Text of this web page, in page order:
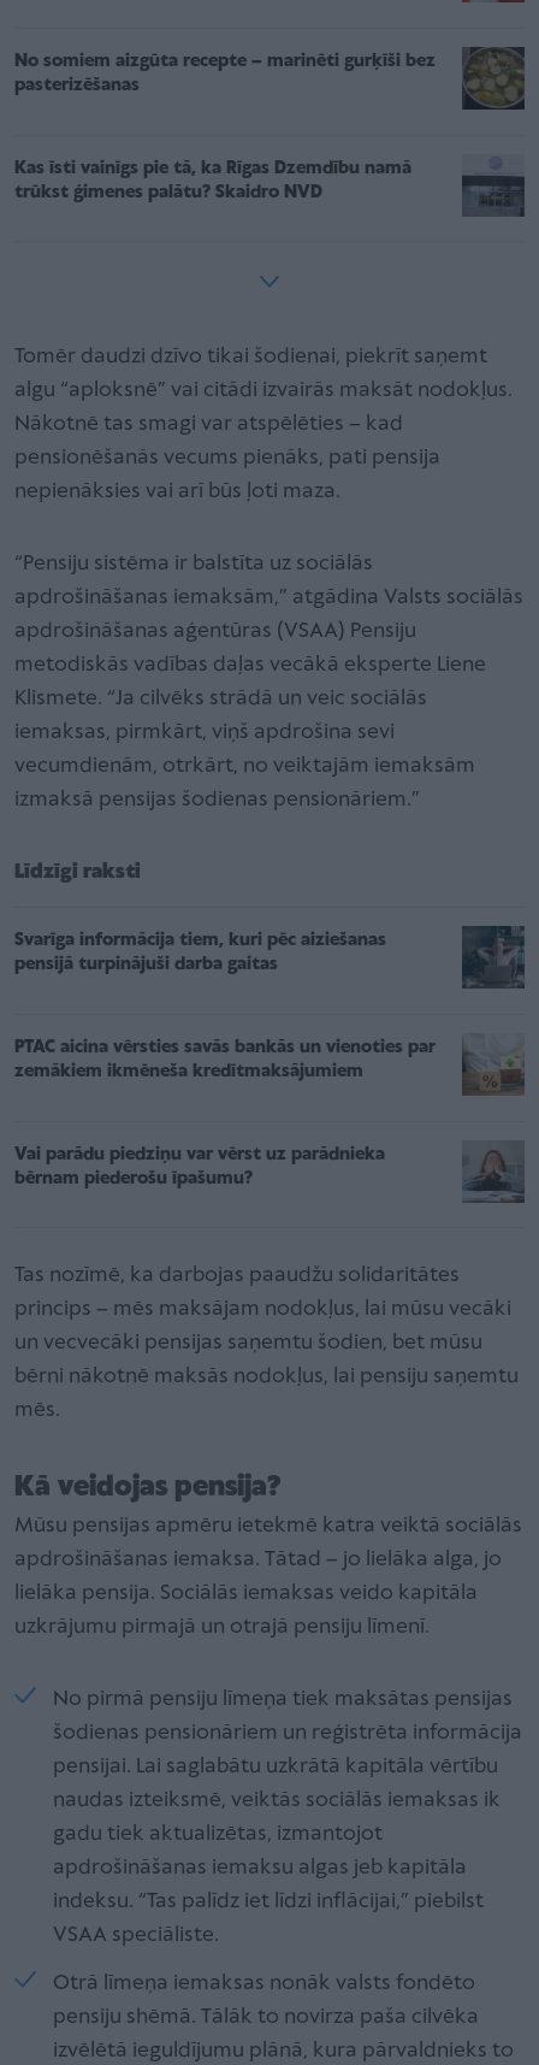
No somiem aizgūta recepte – marinēti gurķīši bez
pasterizēšanas
Kas īsti vainīgs pie tā, ka Rīgas Dzemdību namā
trūkst ģimenes palātu? Skaidro NVD
Tomēr daudzi dzīvo tikai šodienai, piekrīt saņemt
algu “aploksnē” vai citādi izvairās maksāt nodokļus.
Nākotnē tas smagi var atspēlēties – kad
pensionēšanās vecums pienāks, pati pensija
nepienāksies vai arī būs ļoti maza.
“Pensiju sistēma ir balstīta uz sociālās
apdrošināšanas iemaksām,” atgādina Valsts sociālās
apdrošināšanas aģentūras (VSAA) Pensiju
metodiskās vadības daļas vecākā eksperte Liene
Klismete. “Ja cilvēks strādā un veic sociālās
iemaksas, pirmkārt, viņš apdrošina sevi
vecumdienām, otrkārt, no veiktajām iemaksām
izmaksā pensijas šodienas pensionāriem.”
Līdzīgi raksti
Svarīga informācija tiem, kuri pēc aiziešanas
pensijā turpinājuši darba gaitas
PTAC aicina vērsties savās bankās un vienoties par
zemākiem ikmēneša kredītmaksājumiem
Vai parādu piedziņu var vērst uz parādnieka
bērnam piederošu īpašumu?
Tas nozīmē, ka darbojas paaudžu solidaritātes
princips – mēs maksājam nodokļus, lai mūsu vecāki
un vecvecāki pensijas saņemtu šodien, bet mūsu
bērni nākotnē maksās nodokļus, lai pensiju saņemtu
mēs.
Kā veidojas pensija?
Mūsu pensijas apmēru ietekmē katra veiktā sociālās
apdrošināšanas iemaksa. Tātad – jo lielāka alga, jo
lielāka pensija. Sociālās iemaksas veido kapitāla
uzkrājumu pirmajā un otrajā pensiju līmenī.
No pirmā pensiju līmeņa tiek maksātas pensijas
šodienas pensionāriem un reģistrēta informācija
pensijai. Lai saglabātu uzkrātā kapitāla vērtību
naudas izteiksmē, veiktās sociālās iemaksas ik
gadu tiek aktualizētas, izmantojot
apdrošināšanas iemaksu algas jeb kapitāla
indeksu. “Tas palīdz iet līdzi inflācijai,” piebilst
VSAA speciāliste.
Otrā līmeņa iemaksas nonāk valsts fondēto
pensiju shēmā. Tālāk to novirza paša cilvēka
izvēlētā ieguldījumu plānā, kura pārvaldnieks to